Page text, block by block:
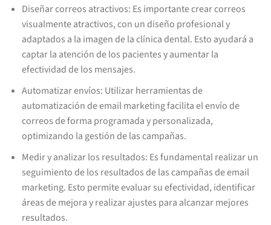
Diseñar correos atractivos: Es importante crear correos
visualmente atractivos, con un diseño profesional y
adaptados a la imagen de la clínica dental. Esto ayudará a
captar la atención de los pacientes y aumentar la
efectividad de los mensajes.
Automatizar envíos: Utilizar herramientas de
automatización de email marketing facilita el envío de
correos de forma programada y personalizada,
optimizando la gestión de las campañas.
Medir y analizar los resultados: Es fundamental realizar un
seguimiento de los resultados de las campañas de email
marketing. Esto permite evaluar su efectividad, identificar
áreas de mejora y realizar ajustes para alcanzar mejores
resultados.